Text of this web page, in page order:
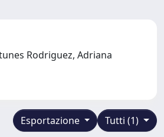
Rodriguez, Adriana
Tutti (1)
Esportazione